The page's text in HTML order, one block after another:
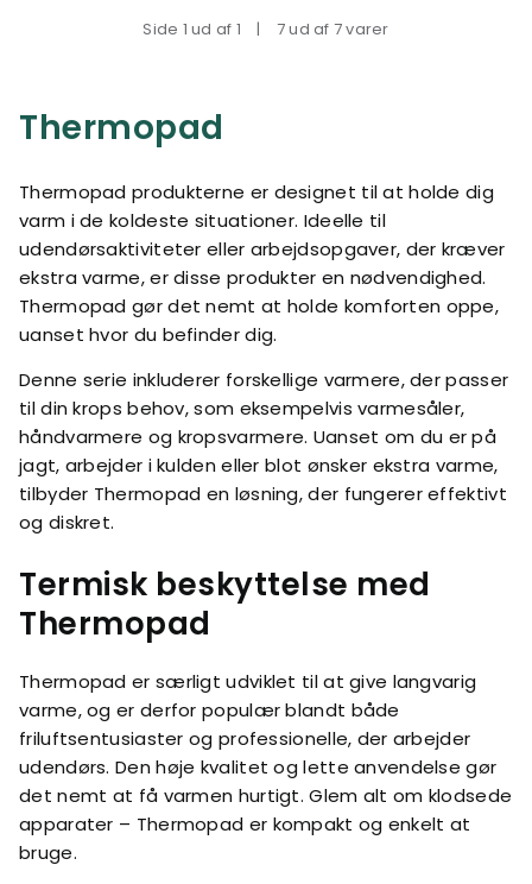
Side 1 ud af 1 | 7 ud af 7 varer
Thermopad
Thermopad produkterne er designet til at holde dig
varm i de koldeste situationer. Ideelle til
udendørsaktiviteter eller arbejdsopgaver, der kræver
ekstra varme, er disse produkter en nødvendighed.
Thermopad gør det nemt at holde komforten oppe,
uanset hvor du befinder dig.
Denne serie inkluderer forskellige varmere, der passer
til din krops behov, som eksempelvis varmesåler,
håndvarmere og kropsvarmere. Uanset om du er på
jagt, arbejder i kulden eller blot ønsker ekstra varme,
tilbyder Thermopad en løsning, der fungerer effektivt
og diskret.
Termisk beskyttelse med
Thermopad
Thermopad er særligt udviklet til at give langvarig
varme, og er derfor populær blandt både
friluftsentusiaster og professionelle, der arbejder
udendørs. Den høje kvalitet og lette anvendelse gør
det nemt at få varmen hurtigt. Glem alt om klodsede
apparater – Thermopad er kompakt og enkelt at
bruge.